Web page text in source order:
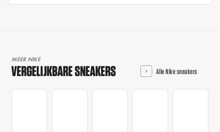
MEER NIKE
VERGELIJKBARE SNEAKERS Alle Nike sneakers